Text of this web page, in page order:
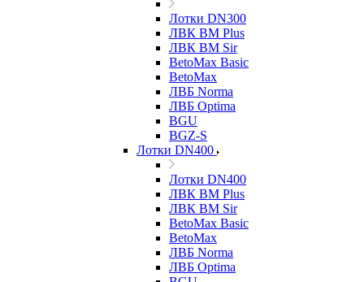
Лотки DN300
ЛВК ВМ Plus
ЛВК ВМ Sir
BetoMax Basic
BetoMax
ЛВБ Norma
ЛВБ Optima
BGU
BGZ-S
Лотки DN400
Лотки DN400
ЛВК ВМ Plus
ЛВК ВМ Sir
BetoMax Basic
BetoMax
ЛВБ Norma
ЛВБ Optima